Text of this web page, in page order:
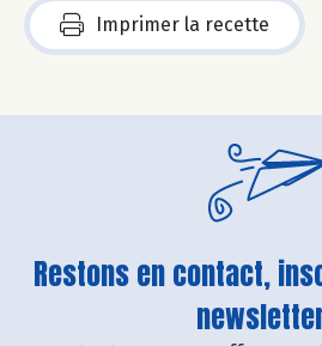
Imprimer la recette
Restons en contact,